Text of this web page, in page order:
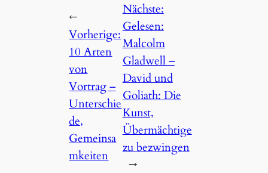
←
Vorherige:
10 Arten
von
Vortrag –
Unterschie
de,
Gemeinsa
m­keiten
Nächste:
Gelesen:
Malcolm
Gladwell –
David und
Goliath: Die
Kunst,
Übermächtige
zu bezwingen
→